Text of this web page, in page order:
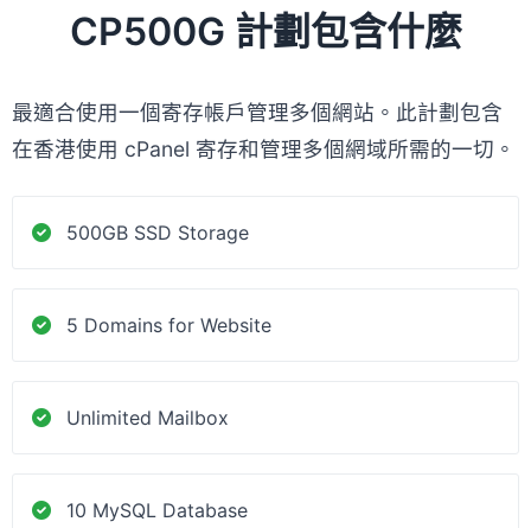
CP500G 計劃包含什麼
最適合使用一個寄存帳戶管理多個網站。此計劃包含
在香港使用 cPanel 寄存和管理多個網域所需的一切。
500GB SSD Storage
5 Domains for Website
Unlimited Mailbox
10 MySQL Database